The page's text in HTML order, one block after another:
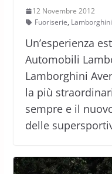
12 Novembre 2012
Fuoriserie, Lamborghini
Un’esperienza
Automobili
Lamborghini
la più
sempre e il
delle